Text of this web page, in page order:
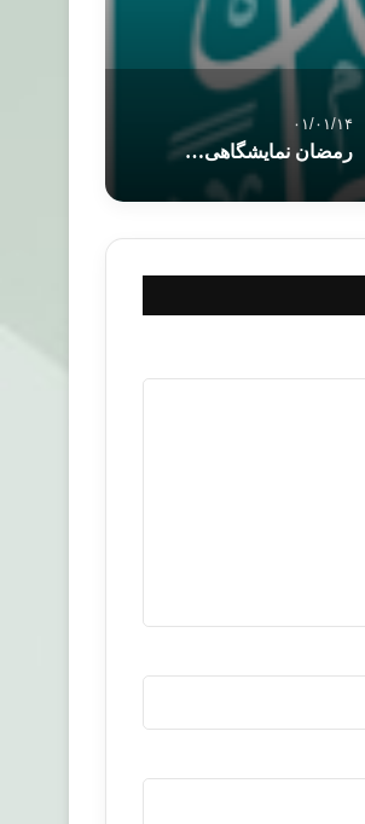
۰۱/۰۱/۱۴
رمضان نمایشگاهی سودمند برای تجارت اخروی و کسب ثواب